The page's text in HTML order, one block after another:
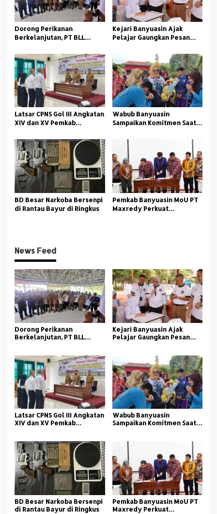
o
s
Dorong Perikanan
Berkelanjutan, PT BLL
dengan Pelatihan Alat
Tangkap
Kejari Banyuasin Ajak
Pelajar Gaungkan Pesan
Latsar CPNS Gol III Angkatan
XIV dan XV Pemkab
Wabub Banyuasin
Sampaikan Komitmen Saat
Nasional
BD Besar Narkoba Bersenpi
di Rantau Bayur di Ringkus
Pemkab Banyuasin MoU PT
Maxredy Perkuat
News Feed
Dorong Perikanan
Berkelanjutan, PT BLL
Tangkap
Kejari Banyuasin Ajak
Pelajar Gaungkan Pesan
Latsar CPNS Gol III Angkatan
XIV dan XV Pemkab
Wabub Banyuasin
Sampaikan Komitmen Saat
BD Besar Narkoba Bersenpi
di Rantau Bayur di Ringkus
Pemkab Banyuasin MoU PT
Maxredy Perkuat